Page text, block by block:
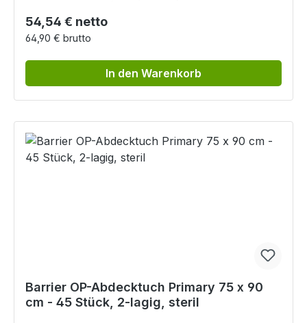
Regulärer Preis:
54,54 € netto
64,90 € brutto
In den Warenkorb
Barrier OP-Abdecktuch Primary 75 x 90
cm - 45 Stück, 2-lagig, steril